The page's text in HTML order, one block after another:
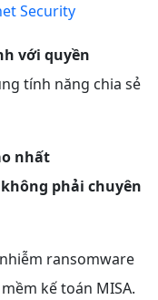
Security
với quyền
tính năng chia sẻ
nhất
phải chuyên
ransomware
kế toán MISA.